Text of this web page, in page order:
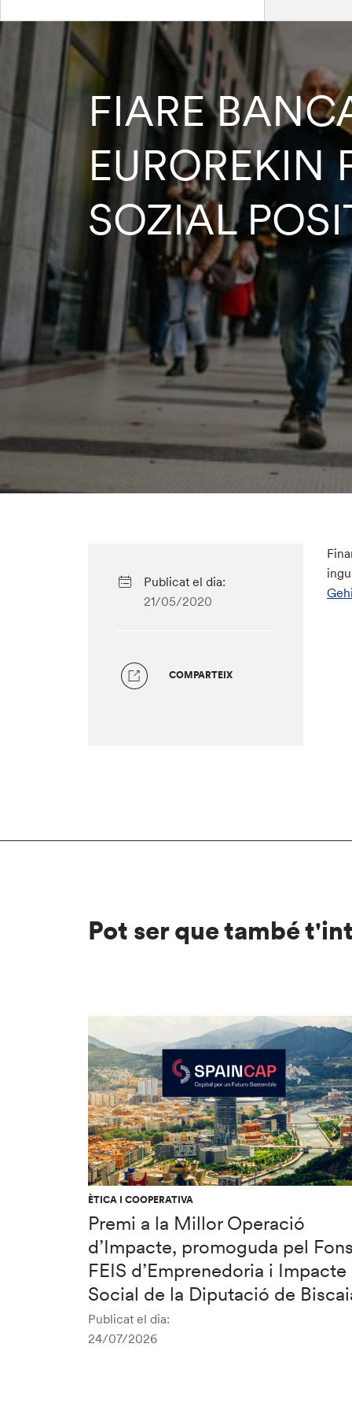
FIARE
SOZIAL
Publicat el dia:
21/05/2020
COMPARTEIX
Pot ser que també
ÈTICA I COOPERATIVA
Premi a la Millor Operació
d’Impacte, promoguda pel
FEIS d’Emprenedoria i Impacte
Social de la Diputació de
Publicat el dia:
24/07/2026